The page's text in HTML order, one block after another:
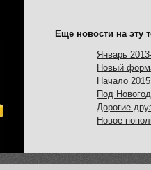
Еще новости на эту
Январь
Новый
Начало
Под
Дорогие
Новое